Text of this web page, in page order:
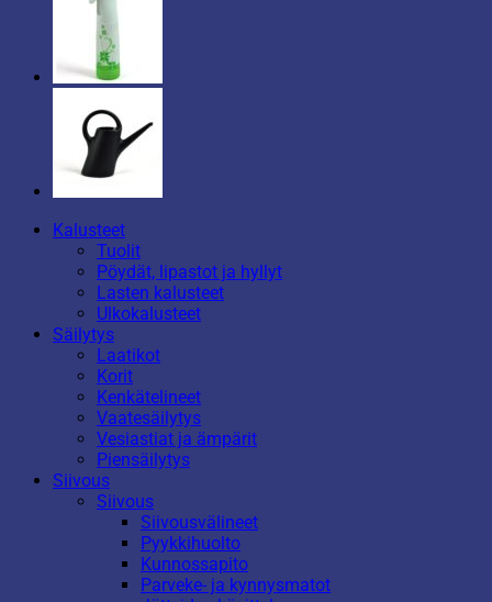
Kalusteet
Tuolit
Pöydät, lipastot ja hyllyt
Lasten kalusteet
Ulkokalusteet
Säilytys
Laatikot
Korit
Kenkätelineet
Vaatesäilytys
Vesiastiat ja ämpärit
Piensäilytys
Siivous
Siivous
Siivousvälineet
Pyykkihuolto
Kunnossapito
Parveke- ja kynnysmatot